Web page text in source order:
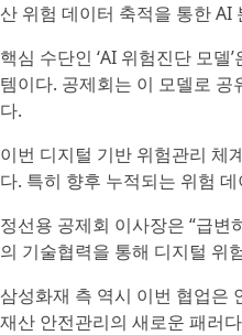
산 위험 데이터 축적을 통한
핵심 수단인 ‘AI 위험진단 모
템이다. 공제회는 이 모델로
다.
이번 디지털 기반 위험관리 체
다. 특히 향후 누적되는 위험
정선용 공제회 이사장은 “급
의 기술협력을 통해 디지털 위
삼성화재 측 역시 이번 협업은
재산 안전관리의 새로운 패러